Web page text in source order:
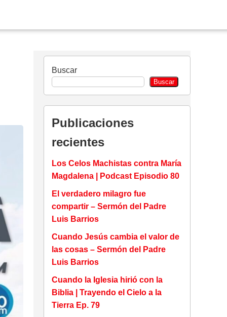
Buscar
Buscar
Publicaciones
recientes
Los Celos Machistas contra María
Magdalena | Podcast Episodio 80
El verdadero milagro fue
compartir – Sermón del Padre
Luis Barrios
Cuando Jesús cambia el valor de
las cosas – Sermón del Padre
Luis Barrios
Cuando la Iglesia hirió con la
Biblia | Trayendo el Cielo a la
Tierra Ep. 79